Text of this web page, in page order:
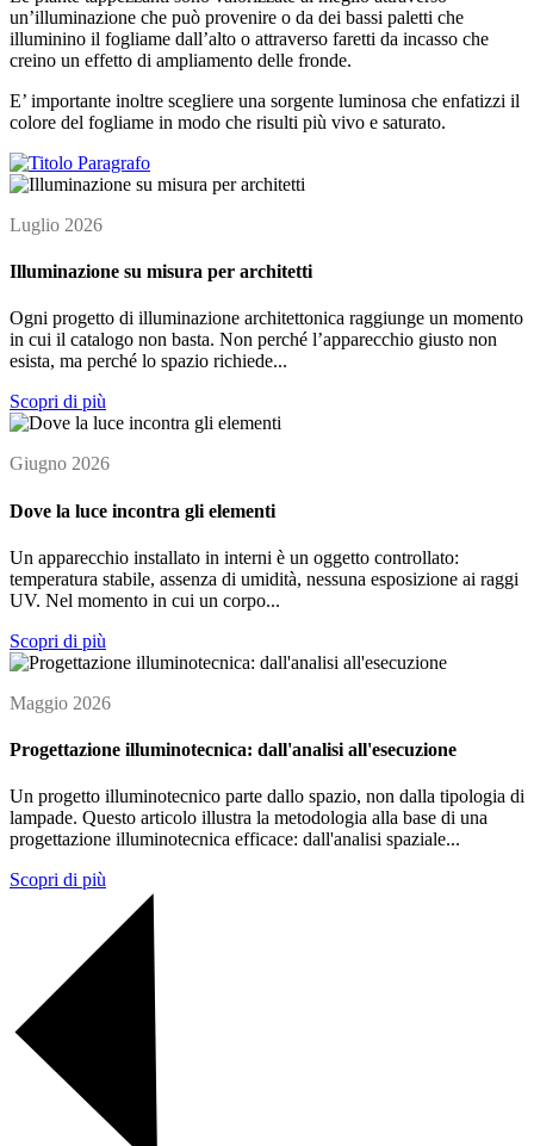
un’illuminazione che può provenire o da dei bassi paletti che
illuminino il fogliame dall’alto o attraverso faretti da incasso che
creino un effetto di ampliamento delle fronde.
E’ importante inoltre scegliere una sorgente luminosa che enfatizzi il
colore del fogliame in modo che risulti più vivo e saturato.
Luglio 2026
Illuminazione su misura per architetti
Ogni progetto di illuminazione architettonica raggiunge un momento
in cui il catalogo non basta. Non perché l’apparecchio giusto non
esista, ma perché lo spazio richiede...
Scopri di più
Giugno 2026
Dove la luce incontra gli elementi
Un apparecchio installato in interni è un oggetto controllato:
temperatura stabile, assenza di umidità, nessuna esposizione ai raggi
UV. Nel momento in cui un corpo...
Scopri di più
Maggio 2026
Progettazione illuminotecnica: dall'analisi all'esecuzione
Un progetto illuminotecnico parte dallo spazio, non dalla tipologia di
lampade. Questo articolo illustra la metodologia alla base di una
progettazione illuminotecnica efficace: dall'analisi spaziale...
Scopri di più